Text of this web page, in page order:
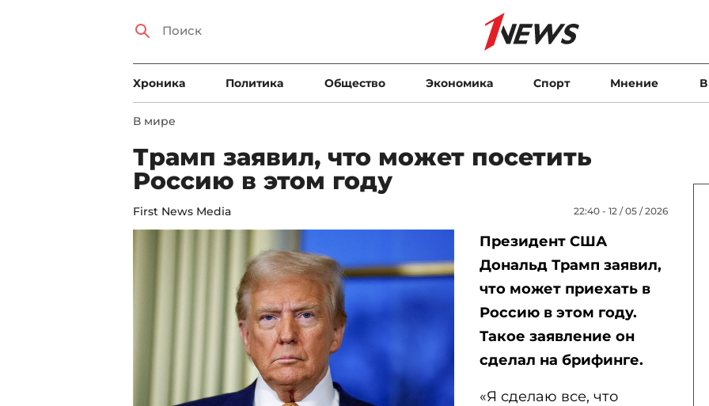
Xроника Политика Общество Экономика Спорт Мнение
В мире
Трамп заявил, что может посетить
Россию в этом году
First News Media 22:40 - 12 / 05 / 2026
Президент США
Дональд Трамп заявил,
что может приехать в
Россию в этом году.
Такое заявление он
сделал на брифинге.
«Я сделаю все, что